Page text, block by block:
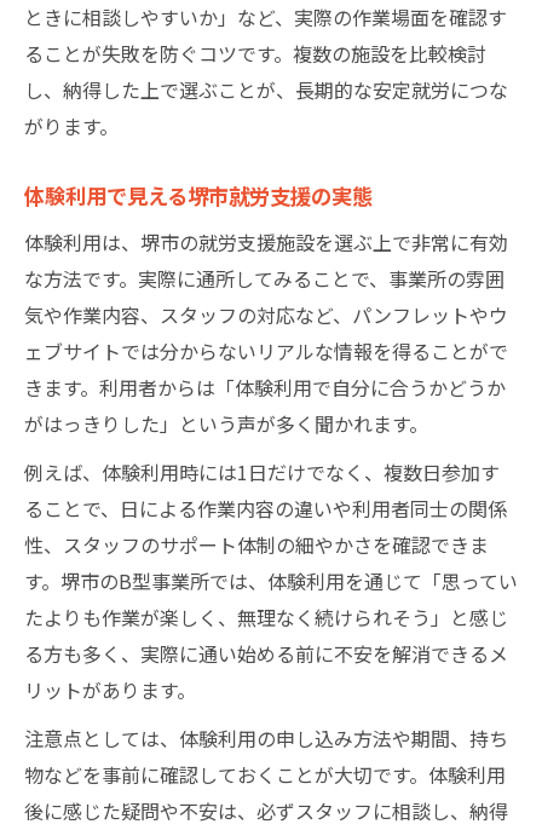
ときに相談しやすいか」など、実際の作業場面を確認す
ることが失敗を防ぐコツです。複数の施設を比較検討
し、納得した上で選ぶことが、長期的な安定就労につな
がります。
体験利用で見える堺市就労支援の実態
体験利用は、堺市の就労支援施設を選ぶ上で非常に有効
な方法です。実際に通所してみることで、事業所の雰囲
気や作業内容、スタッフの対応など、パンフレットやウ
ェブサイトでは分からないリアルな情報を得ることがで
きます。利用者からは「体験利用で自分に合うかどうか
がはっきりした」という声が多く聞かれます。
例えば、体験利用時には1日だけでなく、複数日参加す
ることで、日による作業内容の違いや利用者同士の関係
性、スタッフのサポート体制の細やかさを確認できま
す。堺市のB型事業所では、体験利用を通じて「思ってい
たよりも作業が楽しく、無理なく続けられそう」と感じ
る方も多く、実際に通い始める前に不安を解消できるメ
リットがあります。
注意点としては、体験利用の申し込み方法や期間、持ち
物などを事前に確認しておくことが大切です。体験利用
後に感じた疑問や不安は、必ずスタッフに相談し、納得